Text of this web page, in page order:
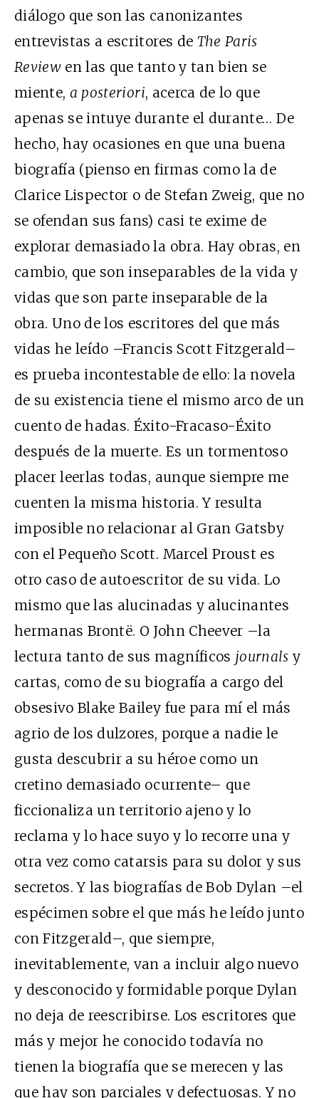
diálogo que son las canonizantes
entrevistas a escritores de The Paris
Review en las que tanto y tan bien se
miente, a posteriori, acerca de lo que
apenas se intuye durante el durante… De
hecho, hay ocasiones en que una buena
biografía (pienso en firmas como la de
Clarice Lispector o de Stefan Zweig, que no
se ofendan sus fans) casi te exime de
explorar demasiado la obra. Hay obras, en
cambio, que son inseparables de la vida y
vidas que son parte inseparable de la
obra. Uno de los escritores del que más
vidas he leído –Francis Scott Fitzgerald–
es prueba incontestable de ello: la novela
de su existencia tiene el mismo arco de un
cuento de hadas. Éxito-Fracaso-Éxito
después de la muerte. Es un tormentoso
placer leerlas todas, aunque siempre me
cuenten la misma historia. Y resulta
imposible no relacionar al Gran Gatsby
con el Pequeño Scott. Marcel Proust es
otro caso de autoescritor de su vida. Lo
mismo que las alucinadas y alucinantes
hermanas Brontë. O John Cheever –la
lectura tanto de sus magníficos journals y
cartas, como de su biografía a cargo del
obsesivo Blake Bailey fue para mí el más
agrio de los dulzores, porque a nadie le
gusta descubrir a su héroe como un
cretino demasiado ocurrente– que
ficcionaliza un territorio ajeno y lo
reclama y lo hace suyo y lo recorre una y
otra vez como catarsis para su dolor y sus
secretos. Y las biografías de Bob Dylan –el
espécimen sobre el que más he leído junto
con Fitzgerald–, que siempre,
inevitablemente, van a incluir algo nuevo
y desconocido y formidable porque Dylan
no deja de reescribirse. Los escritores que
más y mejor he conocido todavía no
tienen la biografía que se merecen y las
que hay son parciales y defectuosas. Y no